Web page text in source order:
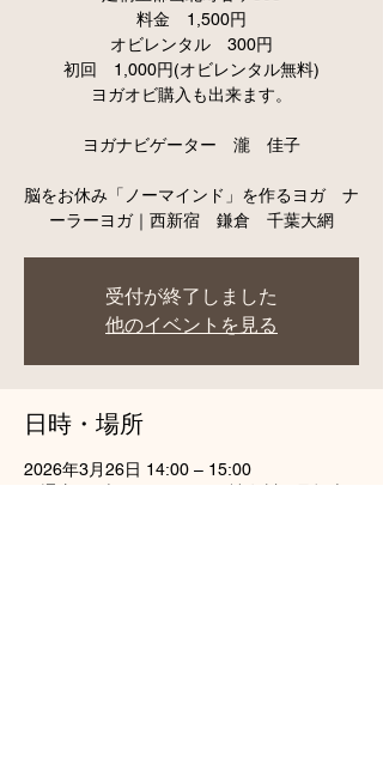
料金 1,500円
オビレンタル 300円
初回 1,000円(オビレンタル無料)
ヨガオビ購入も出来ます。
ヨガナビゲーター 瀧 佳子
脳をお休み「ノーマインド」を作るヨガ ナ
ーラーヨガ｜西新宿 鎌倉 千葉大網
受付が終了しました
他のイベントを見る
日時・場所
2026年3月26日 14:00 – 15:00